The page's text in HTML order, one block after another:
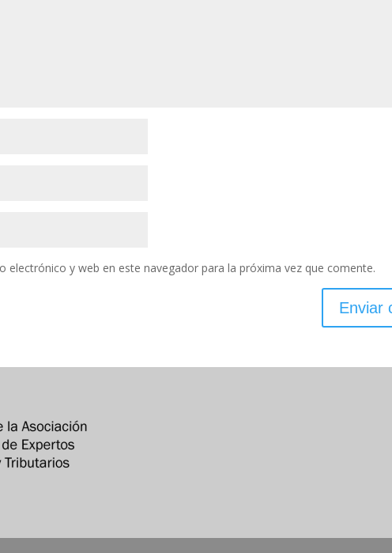
electrónico y web en este navegador para la próxima vez que comente.